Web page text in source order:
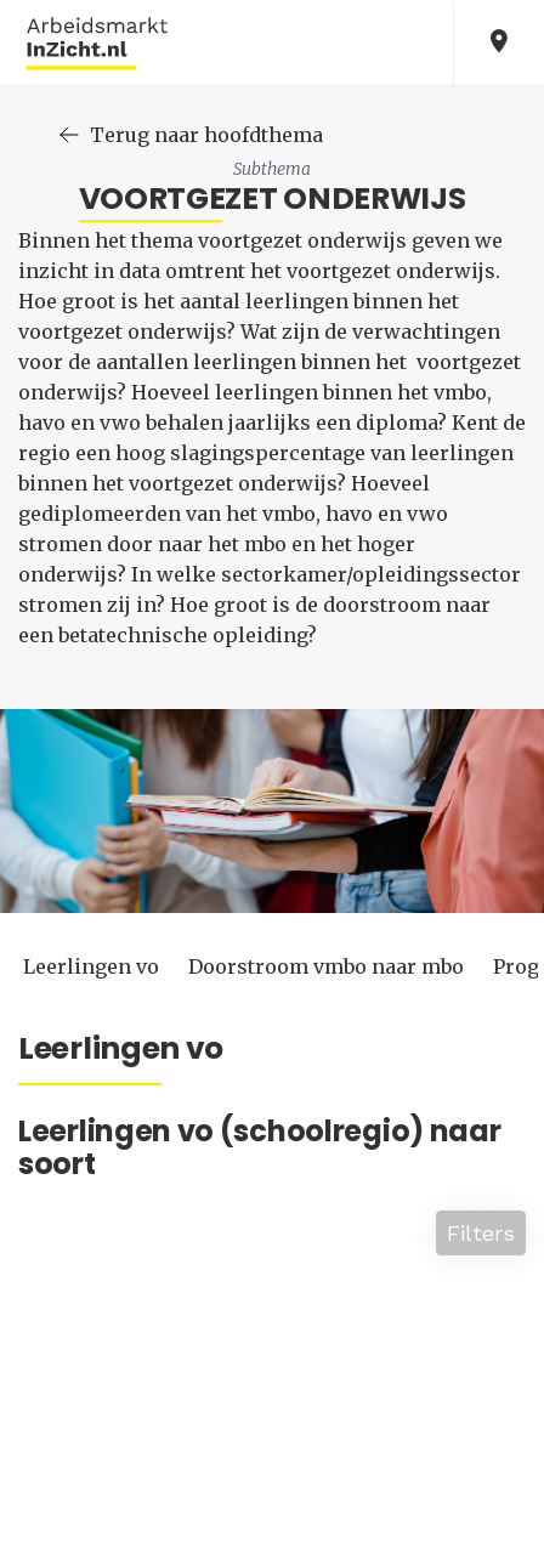
Terug naar hoofdthema
Subthema
VOORTGEZET ONDERWIJS
Binnen het thema voortgezet onderwijs geven we
inzicht in data omtrent het voortgezet onderwijs.
Hoe groot is het aantal leerlingen binnen het
voortgezet onderwijs? Wat zijn de verwachtingen
voor de aantallen leerlingen binnen het voortgezet
onderwijs? Hoeveel leerlingen binnen het vmbo,
havo en vwo behalen jaarlijks een diploma? Kent de
regio een hoog slagingspercentage van leerlingen
binnen het voortgezet onderwijs? Hoeveel
gediplomeerden van het vmbo, havo en vwo
stromen door naar het mbo en het hoger
onderwijs? In welke sectorkamer/opleidingssector
stromen zij in? Hoe groot is de doorstroom naar
een betatechnische opleiding?
Leerlingen vo Doorstroom vmbo naar mbo
Leerlingen vo
Leerlingen vo (schoolregio) naar
soort
Filters